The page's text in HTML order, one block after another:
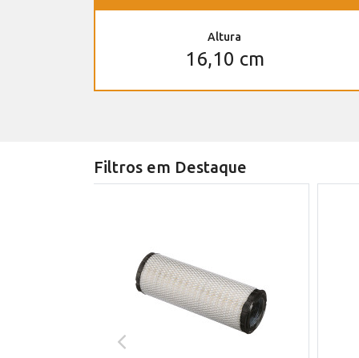
Altura
16,10 cm
Filtros em Destaque